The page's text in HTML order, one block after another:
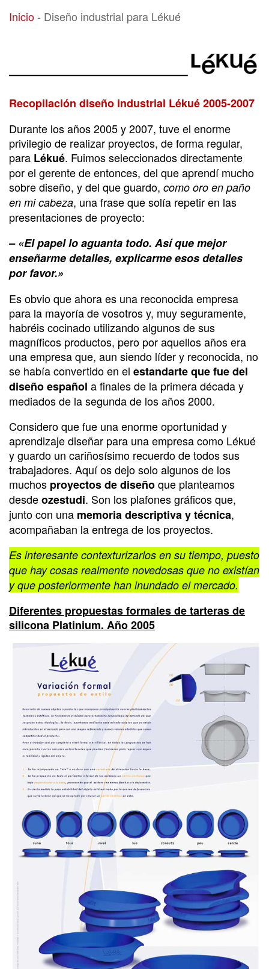
Diseño industrial para Lékué
Inicio- Diseño industrial para Lékué
Recopilación diseño industrial Lékué 2005-2007
Durante los años 2005 y 2007, tuve el enorme
privilegio de realizar proyectos, de forma regular,
para Lékué. Fuimos seleccionados directamente
por el gerente de entonces, del que aprendí mucho
sobre diseño, y del que guardo, como oro en paño
en mi cabeza, una frase que solía repetir en las
presentaciones de proyecto:
– «El papel lo aguanta todo. Así que mejor
enseñarme detalles, explicarme esos detalles
por favor.»
Es obvio que ahora es una reconocida empresa
para la mayoría de vosotros y, muy seguramente,
habréis cocinado utilizando algunos de sus
magníficos productos, pero por aquellos años era
una empresa que, aun siendo líder y reconocida, no
se había convertido en el estandarte que fue del
diseño español a finales de la primera década y
mediados de la segunda de los años 2000.
Considero que fue una enorme oportunidad y
aprendizaje diseñar para una empresa como Lékué
y guardo un cariñosísimo recuerdo de todos sus
trabajadores. Aquí os dejo solo algunos de los
muchos proyectos de diseñoque planteamos
desdeozestudi. Son los plafones gráficos que,
junto con una memoria descriptiva y técnica,
acompañaban la entrega de los proyectos.
Es interesante contexturizarlos en su tiempo, puesto
que hay cosas realmente novedosas que no existían
y que posteriormente han inundado el mercado.
Diferentes propuestas formales de tarteras de
silicona Platinium. Año 2005